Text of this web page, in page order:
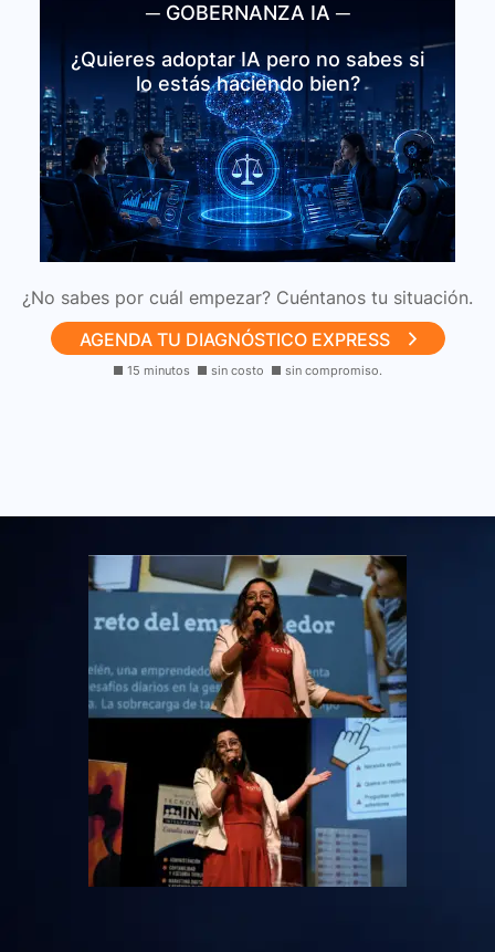
─ GOBERNANZA IA ─
¿Quieres adoptar IA pero no sabes si
lo estás haciendo bien?
Gobernanza IA
MERIDIA™ evalúa tu estrategia de IA
antes de que inviertas sin un mapa
claro — con políticas, roadmap de 18
meses y presentación ejecutiva.
Ver Tech Solutions
¿No sabes por cuál empezar? Cuéntanos tu situación.
AGENDA TU DIAGNÓSTICO EXPRESS
■ 15 minutos ■ sin costo ■ sin compromiso.